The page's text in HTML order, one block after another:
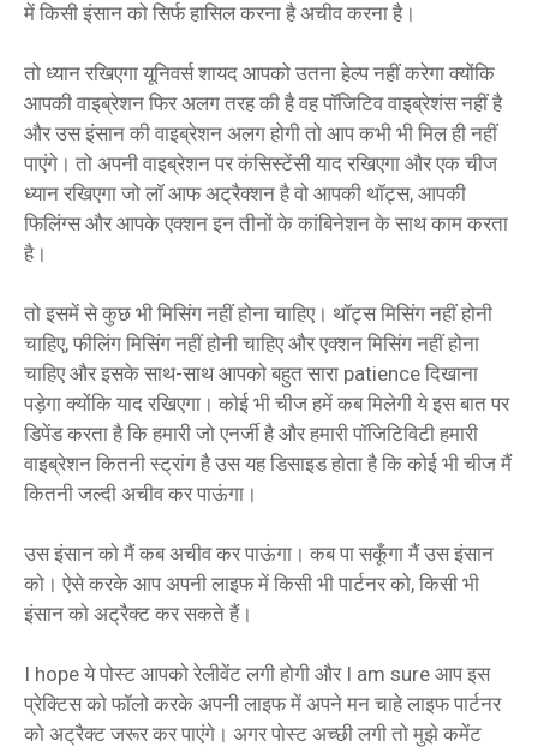
में किसी इंसान को सिर्फ हासिल करना है अचीव करना है।
तो ध्यान रखिएगा यूनिवर्स शायद आपको उतना हेल्प नहीं करेगा क्योंकि
आपकी वाइब्रेशन फिर अलग तरह की है वह पॉजिटिव वाइब्रेशंस नहीं है
और उस इंसान की वाइब्रेशन अलग होगी तो आप कभी भी मिल ही नहीं
पाएंगे। तो अपनी वाइब्रेशन पर कंसिस्टेंसी याद रखिएगा और एक चीज
ध्यान रखिएगा जो लॉ आफ अट्रैक्शन है वो आपकी थॉट्स, आपकी
फिलिंग्स और आपके एक्शन इन तीनों के कांबिनेशन के साथ काम करता
है।
तो इसमें से कुछ भी मिसिंग नहीं होना चाहिए। थॉट्स मिसिंग नहीं होनी
चाहिए, फीलिंग मिसिंग नहीं होनी चाहिए और एक्शन मिसिंग नहीं होना
चाहिए और इसके साथ-साथ आपको बहुत सारा patience दिखाना
पड़ेगा क्योंकि याद रखिएगा। कोई भी चीज हमें कब मिलेगी ये इस बात पर
डिपेंड करता है कि हमारी जो एनर्जी है और हमारी पॉजिटिविटी हमारी
वाइब्रेशन कितनी स्ट्रांग है उस यह डिसाइड होता है कि कोई भी चीज मैं
कितनी जल्दी अचीव कर पाऊंगा।
उस इंसान को मैं कब अचीव कर पाऊंगा। कब पा सकूँगा मैं उस इंसान
को। ऐसे करके आप अपनी लाइफ में किसी भी पार्टनर को, किसी भी
इंसान को अट्रैक्ट कर सकते हैं।
I hope ये पोस्ट आपको रेलीवेंट लगी होगी और I am sure आप इस
प्रेक्टिस को फॉलो करके अपनी लाइफ में अपने मन चाहे लाइफ पार्टनर
को अट्रैक्ट जरूर कर पाएंगे। अगर पोस्ट अच्छी लगी तो मुझे कमेंट